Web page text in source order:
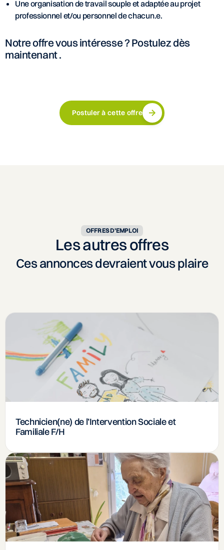
Une organisation de travail souple et adaptée au projet
professionnel et/ou personnel de chacun.e.
Notre offre vous intéresse ? Postulez dès
maintenant.
Postuler à cette offre
OFFRES D’EMPLOI
Les autres offres
Ces annonces devraient vous plaire
Technicien(ne) de l’Intervention Sociale et
Familiale F/H